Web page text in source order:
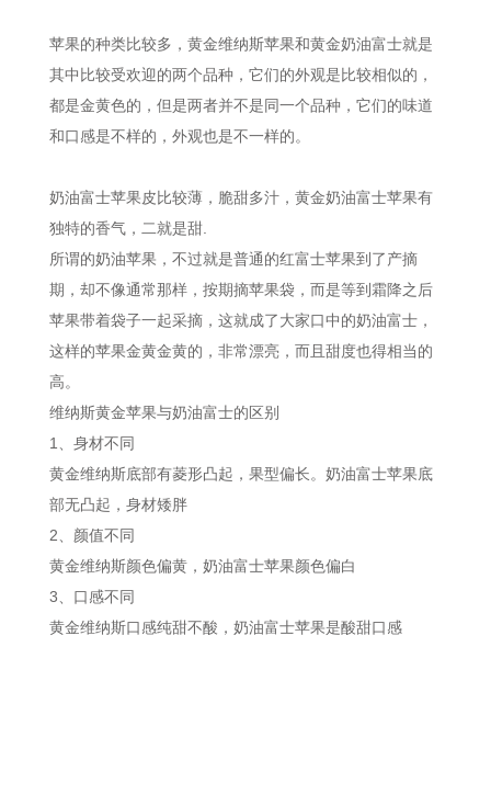
苹果的种类比较多，黄金维纳斯苹果和黄金奶油富士就是
其中比较受欢迎的两个品种，它们的外观是比较相似的，
都是金黄色的，但是两者并不是同一个品种，它们的味道
和口感是不样的，外观也是不一样的。
奶油富士苹果皮比较薄，脆甜多汁，黄金奶油富士苹果有
独特的香气，二就是甜.
所谓的奶油苹果，不过就是普通的红富士苹果到了产摘
期，却不像通常那样，按期摘苹果袋，而是等到霜降之后
苹果带着袋子一起采摘，这就成了大家口中的奶油富士，
这样的苹果金黄金黄的，非常漂亮，而且甜度也得相当的
高。
维纳斯黄金苹果与奶油富士的区别
1、身材不同
黄金维纳斯底部有菱形凸起，果型偏长。奶油富士苹果底
部无凸起，身材矮胖
2、颜值不同
黄金维纳斯颜色偏黄，奶油富士苹果颜色偏白
3、口感不同
黄金维纳斯口感纯甜不酸，奶油富士苹果是酸甜口感